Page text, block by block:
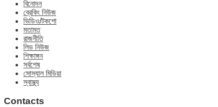
বিনোদন
ব্রেকিং নিউজ
ভিডিও/টকশো
মতামত
রাজনীতি
লিড নিউজ
শিক্ষাঙ্গন
সর্বশেষ
সোস্যাল মিডিয়া
স্বাস্থ্য
Contacts